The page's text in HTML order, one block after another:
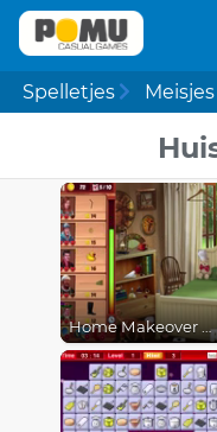
Spelletjes Meisjes
Home Makeover Hidden Object